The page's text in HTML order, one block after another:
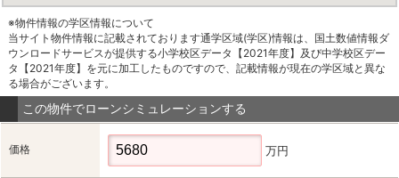
※物件情報の学区情報について
当サイト物件情報に記載されております通学区域(学区)情報は、国土数値情報ダ
ウンロードサービスが提供する小学校区データ【2021年度】及び中学校区デー
タ【2021年度】を元に加工したものですので、記載情報が現在の学区域と異な
る場合がございます。
この物件でローンシミュレーションする
価格 万円